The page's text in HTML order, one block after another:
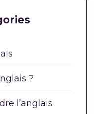
?
l’anglais